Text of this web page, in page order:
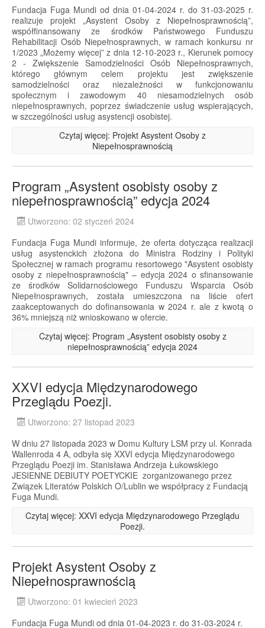
Fundacja Fuga Mundi od dnia 01-04-2024 r. do 31-03-2025 r.
realizuje projekt „Asystent Osoby z Niepełnosprawnością”,
współfinansowany ze środków Państwowego Funduszu
Rehabilitacji Osób Niepełnosprawnych, w ramach konkursu nr
1/2023 „Możemy więcej” z dnia 12-10-2023 r., Kierunek pomocy
2 - Zwiększenie Samodzielności Osób Niepełnosprawnych,
którego głównym celem projektu jest zwiększenie
samodzielności oraz niezależności w funkcjonowaniu
społecznym i zawodowym 40 niesamodzielnych osób
niepełnosprawnych, poprzez świadczenie usług wspierających,
w szczególności usług asystencji osobistej.
Czytaj więcej: Projekt Asystent Osoby z
Niepełnosprawnością
Program „Asystent osobisty osoby z
niepełnosprawnością” edycja 2024
Utworzono: 02 styczeń 2024
Fundacja Fuga Mundi informuje, że oferta dotycząca realizacji
usług asystenckich złożona do Ministra Rodziny i Polityki
Społecznej w ramach programu resortowego "Asystent osobisty
osoby z niepełnosprawnością" – edycja 2024 o sfinansowanie
ze środków Solidarnościowego Funduszu Wsparcia Osób
Niepełnosprawnych, została umieszczona na liście ofert
zaakceptowanych do dofinansowania w 2024 r. ale z kwotą o
36% mniejszą niż wnioskowano w ofercie.
Czytaj więcej: Program „Asystent osobisty osoby z
niepełnosprawnością” edycja 2024
XXVI edycja Międzynarodowego
Przeglądu Poezji.
Utworzono: 27 listopad 2023
W dniu 27 listopada 2023 w Domu Kultury LSM przy ul. Konrada
Wallenroda 4 A, odbyła się XXVI edycja Międzynarodowego
Przeglądu Poezji im. Stanisława Andrzeja Łukowskiego
JESIENNE DEBIUTY POETYCKIE zorganizowanego przez
Związek Literatów Polskich O/Lublin we współpracy z Fundacją
Fuga Mundi.
Czytaj więcej: XXVI edycja Międzynarodowego Przeglądu
Poezji.
Projekt Asystent Osoby z
Niepełnosprawnością
Utworzono: 01 kwiecień 2023
Fundacja Fuga Mundi od dnia 01-04-2023 r. do 31-03-2024 r.